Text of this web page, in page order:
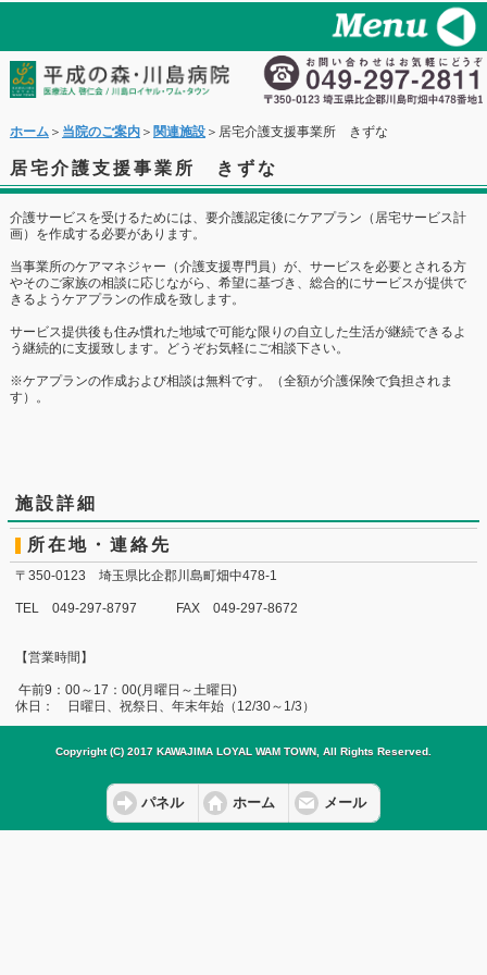
ホーム＞ 当院のご案内＞ 関連施設＞居宅介護支援事業所 きずな
居宅介護支援事業所 きずな
介護サービスを受けるためには、要介護認定後にケアプラン（居宅サービス計
画）を作成する必要があります。
当事業所のケアマネジャー（介護支援専門員）が、サービスを必要とされる方
やそのご家族の相談に応じながら、希望に基づき、総合的にサービスが提供で
きるようケアプランの作成を致します。
サービス提供後も住み慣れた地域で可能な限りの自立した生活が継続できるよ
う継続的に支援致します。どうぞお気軽にご相談下さい。
※ケアプランの作成および相談は無料です。（全額が介護保険で負担されま
す）。
施設詳細
所在地・連絡先
〒350-0123 埼玉県比企郡川島町畑中478-1
TEL 049-297-8797 FAX 049-297-8672
【営業時間】
午前9：00～17：00(月曜日～土曜日)
休日： 日曜日、祝祭日、年末年始（12/30～1/3）
Copyright (C) 2017 KAWAJIMA LOYAL WAM TOWN, All Rights Reserved.
パネル ホーム メール